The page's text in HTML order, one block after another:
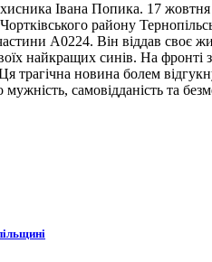
Івана Попика. 17
району
А0224. Він віддав
найкращих синів. На
трагічна новина болем
самовідданість та